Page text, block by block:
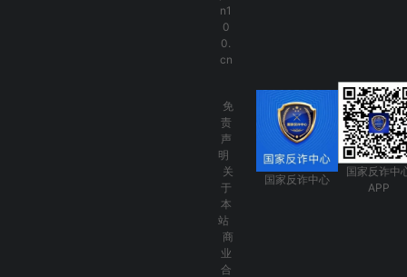
n1
0
0.
cn
免
责
声
明
关
于
本
站
商
业
合
国家反诈中心
国家反诈中
APP